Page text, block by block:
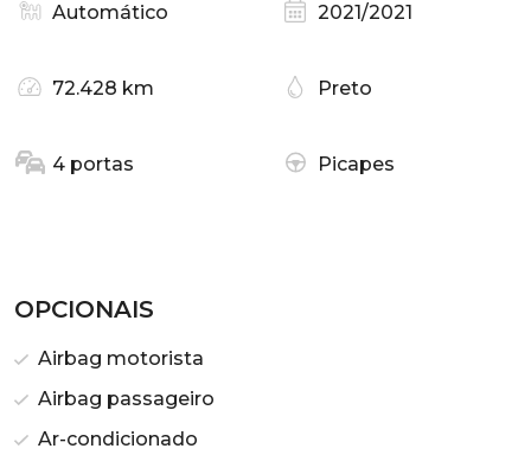
Automático 2021/2021
72.428 km Preto
4 portas Picapes
OPCIONAIS
Airbag motorista
Airbag passageiro
Ar-condicionado